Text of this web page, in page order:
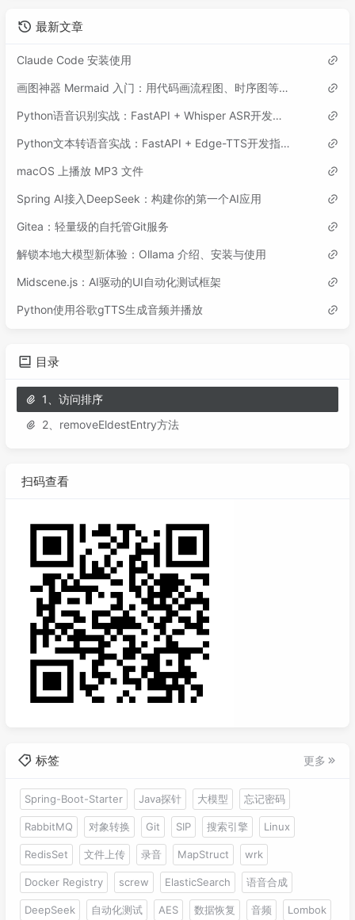
最新文章
Claude Code 安装使用
画图神器 Mermaid 入门：用代码画流程图、时序图等各类图表
Python语音识别实战：FastAPI + Whisper ASR开发指南
Python文本转语音实战：FastAPI + Edge-TTS开发指南
macOS 上播放 MP3 文件
Spring AI接入DeepSeek：构建你的第一个AI应用
Gitea：轻量级的自托管Git服务
解锁本地大模型新体验：Ollama 介绍、安装与使用
Midscene.js：AI驱动的UI自动化测试框架
Python使用谷歌gTTS生成音频并播放
目录
1、访问排序
2、removeEldestEntry方法
扫码查看
标签 更多
Spring-Boot-Starter Java探针 大模型 忘记密码
RabbitMQ 对象转换 Git SIP 搜索引擎 Linux
RedisSet 文件上传 录音 MapStruct wrk
Docker Registry screw ElasticSearch 语音合成
DeepSeek 自动化测试 AES 数据恢复 音频 Lombok